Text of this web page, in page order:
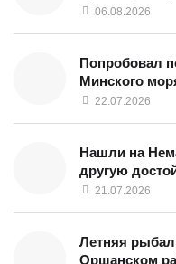
06.08.2026
Попробовал
Минского
22.07.2026
Нашли на
другую
21.07.2026
Летняя
Оршанском